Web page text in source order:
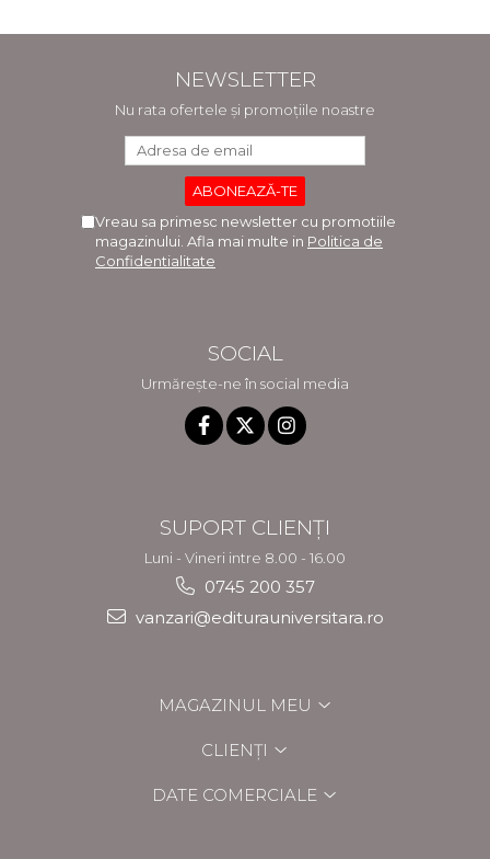
NEWSLETTER
Nu rata ofertele și promoțiile noastre
Vreau sa primesc newsletter cu promotiile
magazinului. Afla mai multe in Politica de
Confidentialitate
SOCIAL
Urmărește-ne în social media
SUPORT CLIENȚI
Luni - Vineri intre 8.00 - 16.00
0745 200 357
vanzari@editurauniversitara.ro
MAGAZINUL MEU
CLIENȚI
DATE COMERCIALE